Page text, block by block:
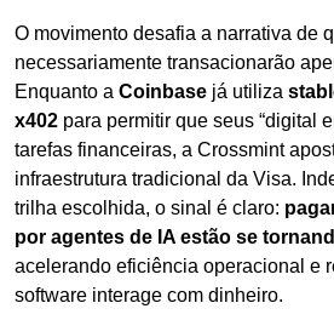
O movimento desafia a narrativa de
necessariamente transacionarão
Enquanto a Coinbase já utiliza
x402 para permitir que seus “digital
tarefas financeiras, a Crossmint
infraestrutura tradicional da Visa.
trilha escolhida, o sinal é claro:
por agentes de IA estão se
acelerando eficiência operacional e
software interage com dinheiro.